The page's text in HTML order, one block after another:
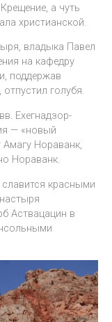
а чуть
христианской.
владыка Павел
на кафедру
поддержав
голубя.
Ехегнадзор-
— «новый
Нораванк,
Нораванк.
красными
Аствацацин в